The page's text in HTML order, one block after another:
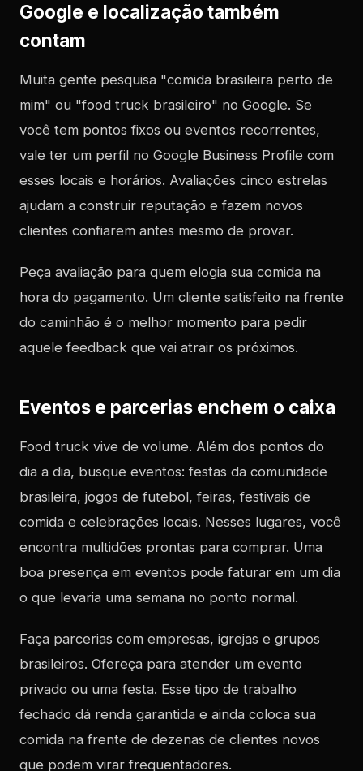
Google e localização também
contam
Muita gente pesquisa "comida brasileira perto de
mim" ou "food truck brasileiro" no Google. Se
você tem pontos fixos ou eventos recorrentes,
vale ter um perfil no Google Business Profile com
esses locais e horários. Avaliações cinco estrelas
ajudam a construir reputação e fazem novos
clientes confiarem antes mesmo de provar.
Peça avaliação para quem elogia sua comida na
hora do pagamento. Um cliente satisfeito na frente
do caminhão é o melhor momento para pedir
aquele feedback que vai atrair os próximos.
Eventos e parcerias enchem o caixa
Food truck vive de volume. Além dos pontos do
dia a dia, busque eventos: festas da comunidade
brasileira, jogos de futebol, feiras, festivais de
comida e celebrações locais. Nesses lugares, você
encontra multidões prontas para comprar. Uma
boa presença em eventos pode faturar em um dia
o que levaria uma semana no ponto normal.
Faça parcerias com empresas, igrejas e grupos
brasileiros. Ofereça para atender um evento
privado ou uma festa. Esse tipo de trabalho
fechado dá renda garantida e ainda coloca sua
comida na frente de dezenas de clientes novos
que podem virar frequentadores.